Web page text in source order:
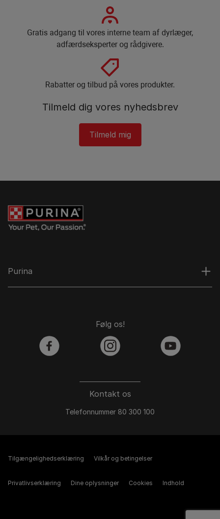
Gratis adgang til vores interne team af dyrlæger,
adfærdseksperter og rådgivere.​
Rabatter og tilbud på vores produkter.​
Tilmeld dig vores nyhedsbrev​
Tilmeld mig​
Purina
Kontakt os
Telefonnummer 80 300 100
Følg os!
facebook instagram youtube
Tilgængelighedserklæring Vilkår og betingelser
Privatlivserklæring Dine oplysninger Cookies Indhold